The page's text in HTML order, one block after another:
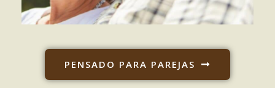
PENSADO PARA PAREJAS